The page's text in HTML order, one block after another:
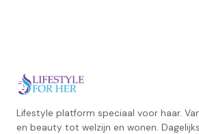
Lifestyle platform speciaal voor haar.
en beauty tot welzijn en wonen.